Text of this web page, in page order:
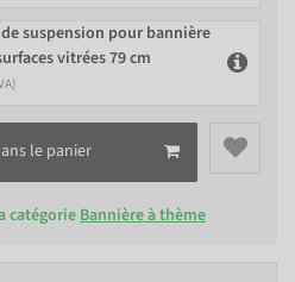
suspension pour bannière
vitrées 79 cm
le panier
catégorie Bannière à thème